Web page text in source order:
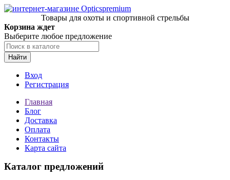
Товары для охоты и спортивной стрельбы
Корзина ждет
Выберите любое предложение
Найти
Вход
Регистрация
Главная
Блог
Доставка
Оплата
Контакты
Карта сайта
Каталог предложений